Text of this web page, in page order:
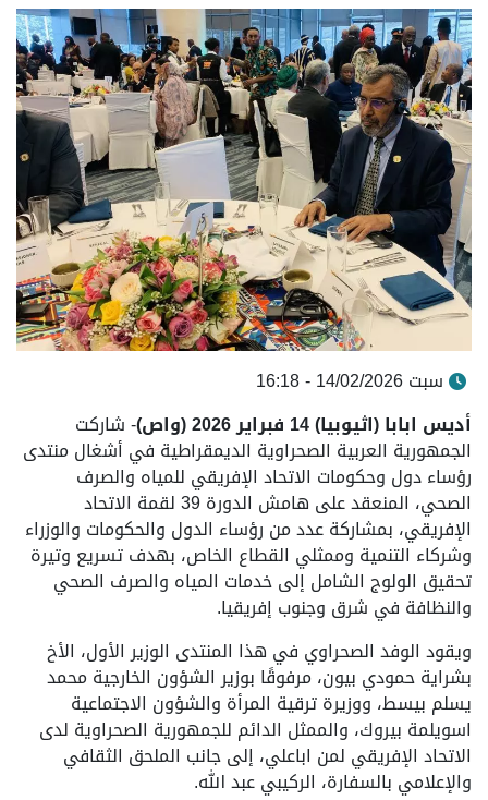
سبت 14/02/2026 - 16:18
أديس ابابا (اثيوبيا) 14 فبراير 2026 (واص)
- شاركت
الجمهورية العربية الصحراوية الديمقراطية في أشغال منتدى
رؤساء دول وحكومات الاتحاد الإفريقي للمياه والصرف
الصحي، المنعقد على هامش الدورة 39 لقمة الاتحاد
الإفريقي، بمشاركة عدد من رؤساء الدول والحكومات والوزراء
وشركاء التنمية وممثلي القطاع الخاص، بهدف تسريع وتيرة
تحقيق الولوج الشامل إلى خدمات المياه والصرف الصحي
والنظافة في شرق وجنوب إفريقيا.
ويقود الوفد الصحراوي في هذا المنتدى الوزير الأول، الأخ
بشراية حمودي بيون، مرفوقًا بوزير الشؤون الخارجية محمد
يسلم بيسط، ووزيرة ترقية المرأة والشؤون الاجتماعية
اسويلمة بيروك، والممثل الدائم للجمهورية الصحراوية لدى
الاتحاد الإفريقي لمن اباعلي، إلى جانب الملحق الثقافي
والإعلامي بالسفارة، الركيبي عبد الله.